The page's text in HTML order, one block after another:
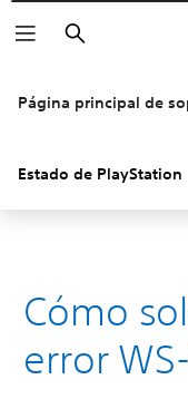
Buscar
Página principal de
Estado de PlayStation
Cómo
error